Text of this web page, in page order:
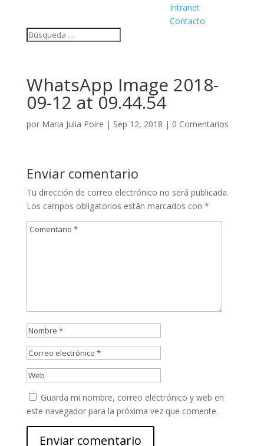
Intranet
Contacto
WhatsApp Image 2018-
09-12 at 09.44.54
por Maria Julia Poire | Sep 12, 2018 | 0 Comentarios
Enviar comentario
Tu dirección de correo electrónico no será publicada.
Los campos obligatorios están marcados con *
Guarda mi nombre, correo electrónico y web en
este navegador para la próxima vez que comente.